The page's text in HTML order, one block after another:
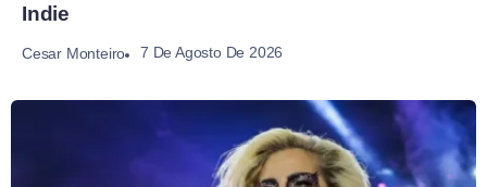
Indie
Cesar Monteiro 7 De Agosto De 2026